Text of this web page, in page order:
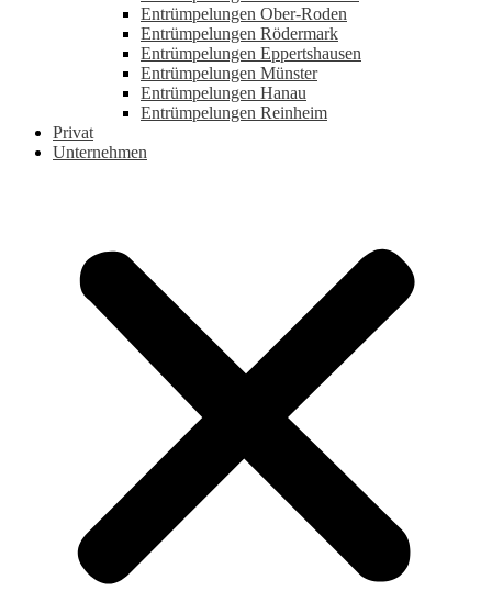
Entrümpelungen Ober-Roden
Entrümpelungen Rödermark
Entrümpelungen Eppertshausen
Entrümpelungen Münster
Entrümpelungen Hanau
Entrümpelungen Reinheim
Privat
Unternehmen